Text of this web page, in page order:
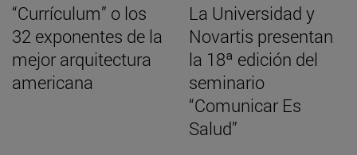
“Currículum” o los
32 exponentes de la
mejor arquitectura
americana
La Universidad y
Novartis presentan
la 18ª edición del
seminario
“Comunicar Es
Salud”